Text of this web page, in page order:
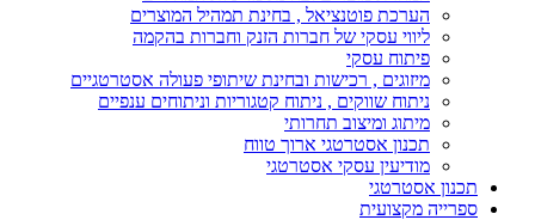
הערכת פוטנציאל , בחינת תמהיל המוצרים
ליווי עסקי של חברות הזנק וחברות בהקמה
פיתוח עסקי
מיזוגים , רכישות ובחינת שיתופי פעולה אסטרטגיים
ניתוח שווקים , ניתוח קטגוריות וניתוחים ענפיים
מיתוג ומיצוב תחרותי
תכנון אסטרטגי ארוך טווח
מודיעין עסקי אסטרטגי
תכנון אסטרטגי
ספרייה מקצועית